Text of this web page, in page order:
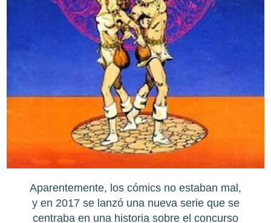
Aparentemente, los cómics no estaban mal,
y en 2017 se lanzó una nueva serie que se
centraba en una historia sobre el concurso